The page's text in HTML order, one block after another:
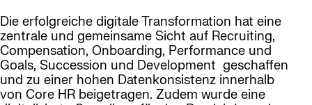
Die erfolgreiche digitale Transformation hat eine
zentrale und gemeinsame Sicht auf Recruiting,
Compensation, Onboarding, Performance und
Goals, Succession und Development geschaffen
und zu einer hohen Datenkonsistenz innerhalb
von Core HR beigetragen. Zudem wurde eine